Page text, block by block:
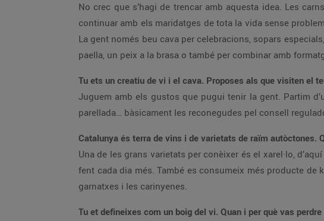
No crec que s’hagi de trencar amb aquesta idea. Les
continuar amb els maridatges de tota la vida sense
La gent només beu cava per celebracions, sopars
paella, un peix a la brasa o també per combinar amb
Tu ets un creatiu de vi i el cava. Proposes als que visiten el
Juguem amb els gustos que pugui tenir la gent. Partim
parellada… bàsicament les reconegudes pel consell
Catalunya és terra de vins i de varietats de raïm autòctones.
Una de les grans varietats per conèixer és el xarel·lo,
fent cada dia més. També es consumeix més producte
garnatxes i les carinyenes.
Tu et defineixes com un boig del vi. Quan i per què vas